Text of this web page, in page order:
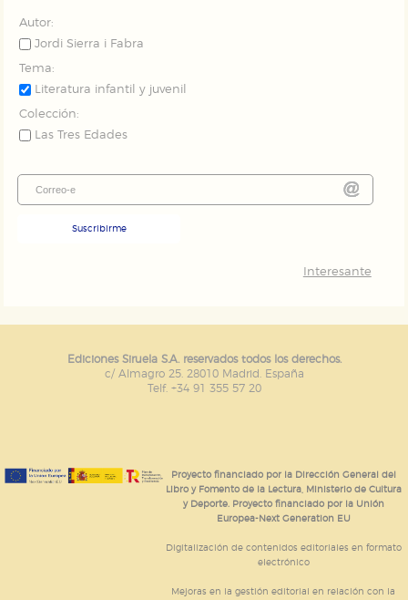
Autor:
Jordi Sierra i Fabra
Tema:
Literatura infantil y juvenil
Colección:
Las Tres Edades
Suscribirme
Interesante
Ediciones Siruela S.A. reservados todos los derechos.
c/ Almagro 25. 28010 Madrid. España
Telf. +34 91 355 57 20
Proyecto financiado por la Dirección General del
Libro y Fomento de la Lectura, Ministerio de Cultura
y Deporte. Proyecto financiado por la Unión
Europea-Next Generation EU
Digitalización de contenidos editoriales en formato
electrónico
Mejoras en la gestión editorial en relación con la